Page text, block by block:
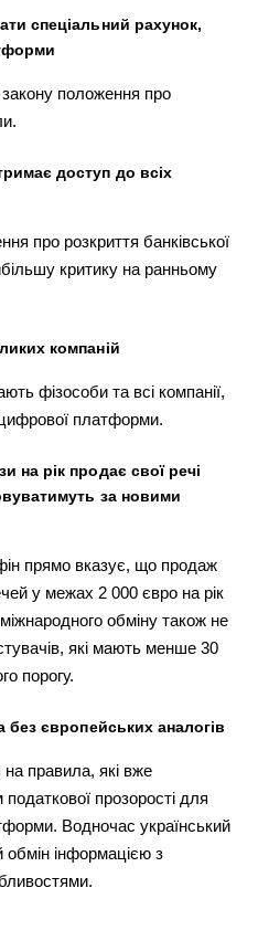
спеціальний рахунок,
закону положення про
доступ до всіх
про розкриття банківської
критику на ранньому
компаній
фізособи та всі компанії,
цифрової платформи.
рік продає свої речі
за новими
прямо вказує, що продаж
у межах 2 000 євро на рік
обміну також не
які мають менше 30
порогу.
без європейських аналогів
правила, які вже
прозорості для
Водночас український
обмін інформацією з